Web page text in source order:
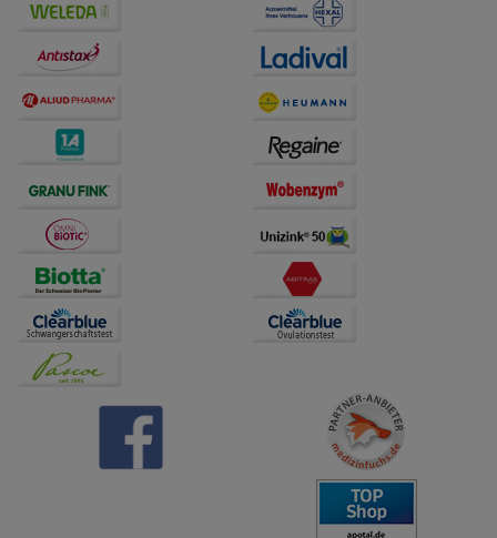
Bitte beachten Sie, dass Daten hierfür teilweise an
Dritte wie z.B. Google oder soziale Medien
übertragen werden.